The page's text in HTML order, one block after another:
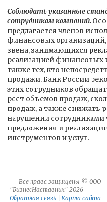
Соблюдать указанные
сотрудникам компаний.
предлагается членов
финансовых организаций,
звена, занимающихся
реализацией финансовых
также тех, кто
продажи. Банк России
этих сотрудников
рост объемов продаж,
продаж, а также снижать
нарушении сотрудниками
предложения и
инструментов и услуг.
Все права защищены © ООО
"БизнесНаставник" 2026
Обратная связь
Карта сайта